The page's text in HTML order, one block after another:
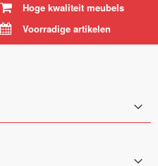
Hoge kwaliteit meubels
Voorradige artikelen